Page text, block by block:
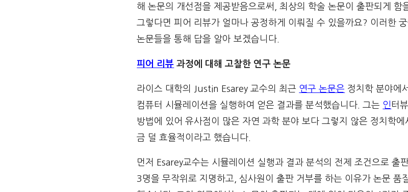
해 논문의 개선점을 제공받음으로써, 최상의 학술 논문이 출판되게 함
그렇다면 피어 리뷰가 얼마나 공정하게 이뤄질 수 있을까요? 이러한
논문들을 통해 답을 알아 보겠습니다.
피어 리뷰 과정에 대해 고찰한 연구 논문
라이스 대학의 Justin Esarey 교수의 최근 연구 논문은 정치학 분야에
컴퓨터 시뮬레이션을 실행하여 얻은 결과를 분석했습니다. 그는 인터
방법에 있어 유사점이 많은 자연 과학 분야 보다 그렇지 않은 정치학
금 덜 효율적이라고 했습니다.
먼저 Esarey교수는 시뮬레이션 실행과 결과 분석의 전제 조건으로 출
3명을 무작위로 지명하고, 심사원이 출판 거부를 하는 이유가 논문 품